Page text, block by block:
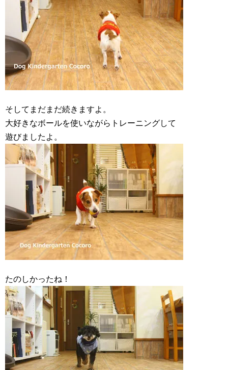
そしてまだまだ続きますよ。
大好きなボールを使いながらトレーニングして
遊びましたよ。
たのしかったね！